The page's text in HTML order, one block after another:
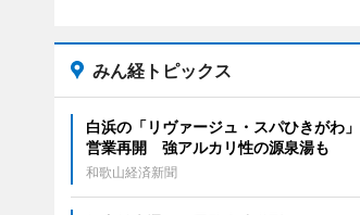
みん経トピックス
白浜の「リヴァージュ・スパひきがわ」
営業再開 強アルカリ性の源泉湯も
和歌山経済新聞